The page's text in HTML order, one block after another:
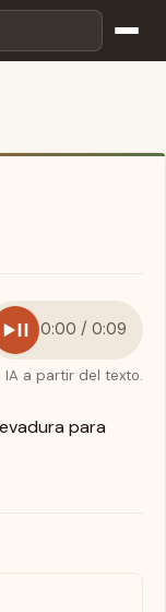
0:00 / 0:09
a partir del texto.
para